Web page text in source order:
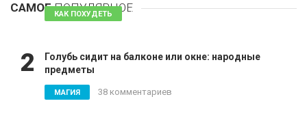
САМОЕПОПУЛЯРНОЕ
КАК ПОХУДЕТЬ 81 комментарий
2
Голубь сидит на балконе или окне: народные
предметы
МАГИЯ 38 комментариев